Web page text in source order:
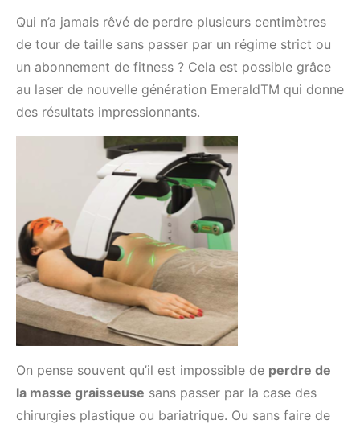
Qui n’a jamais rêvé de perdre plusieurs centimètres
de tour de taille sans passer par un régime strict ou
un abonnement de fitness ? Cela est possible grâce
au laser de nouvelle génération EmeraldTM qui donne
des résultats impressionnants.
On pense souvent qu’il est impossible de perdre de
la masse graisseuse sans passer par la case des
chirurgies plastique ou bariatrique. Ou sans faire de